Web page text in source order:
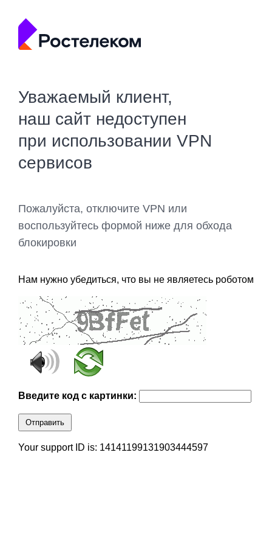
Уважаемый клиент,
наш сайт недоступен
при использовании VPN
сервисов
Пожалуйста, отключите VPN или
воспользуйтесь формой ниже для обхода
блокировки
Нам нужно убедиться, что вы не являетесь роботом
Введите код с картинки:
Отправить
Your support ID is: 14141199131903444597